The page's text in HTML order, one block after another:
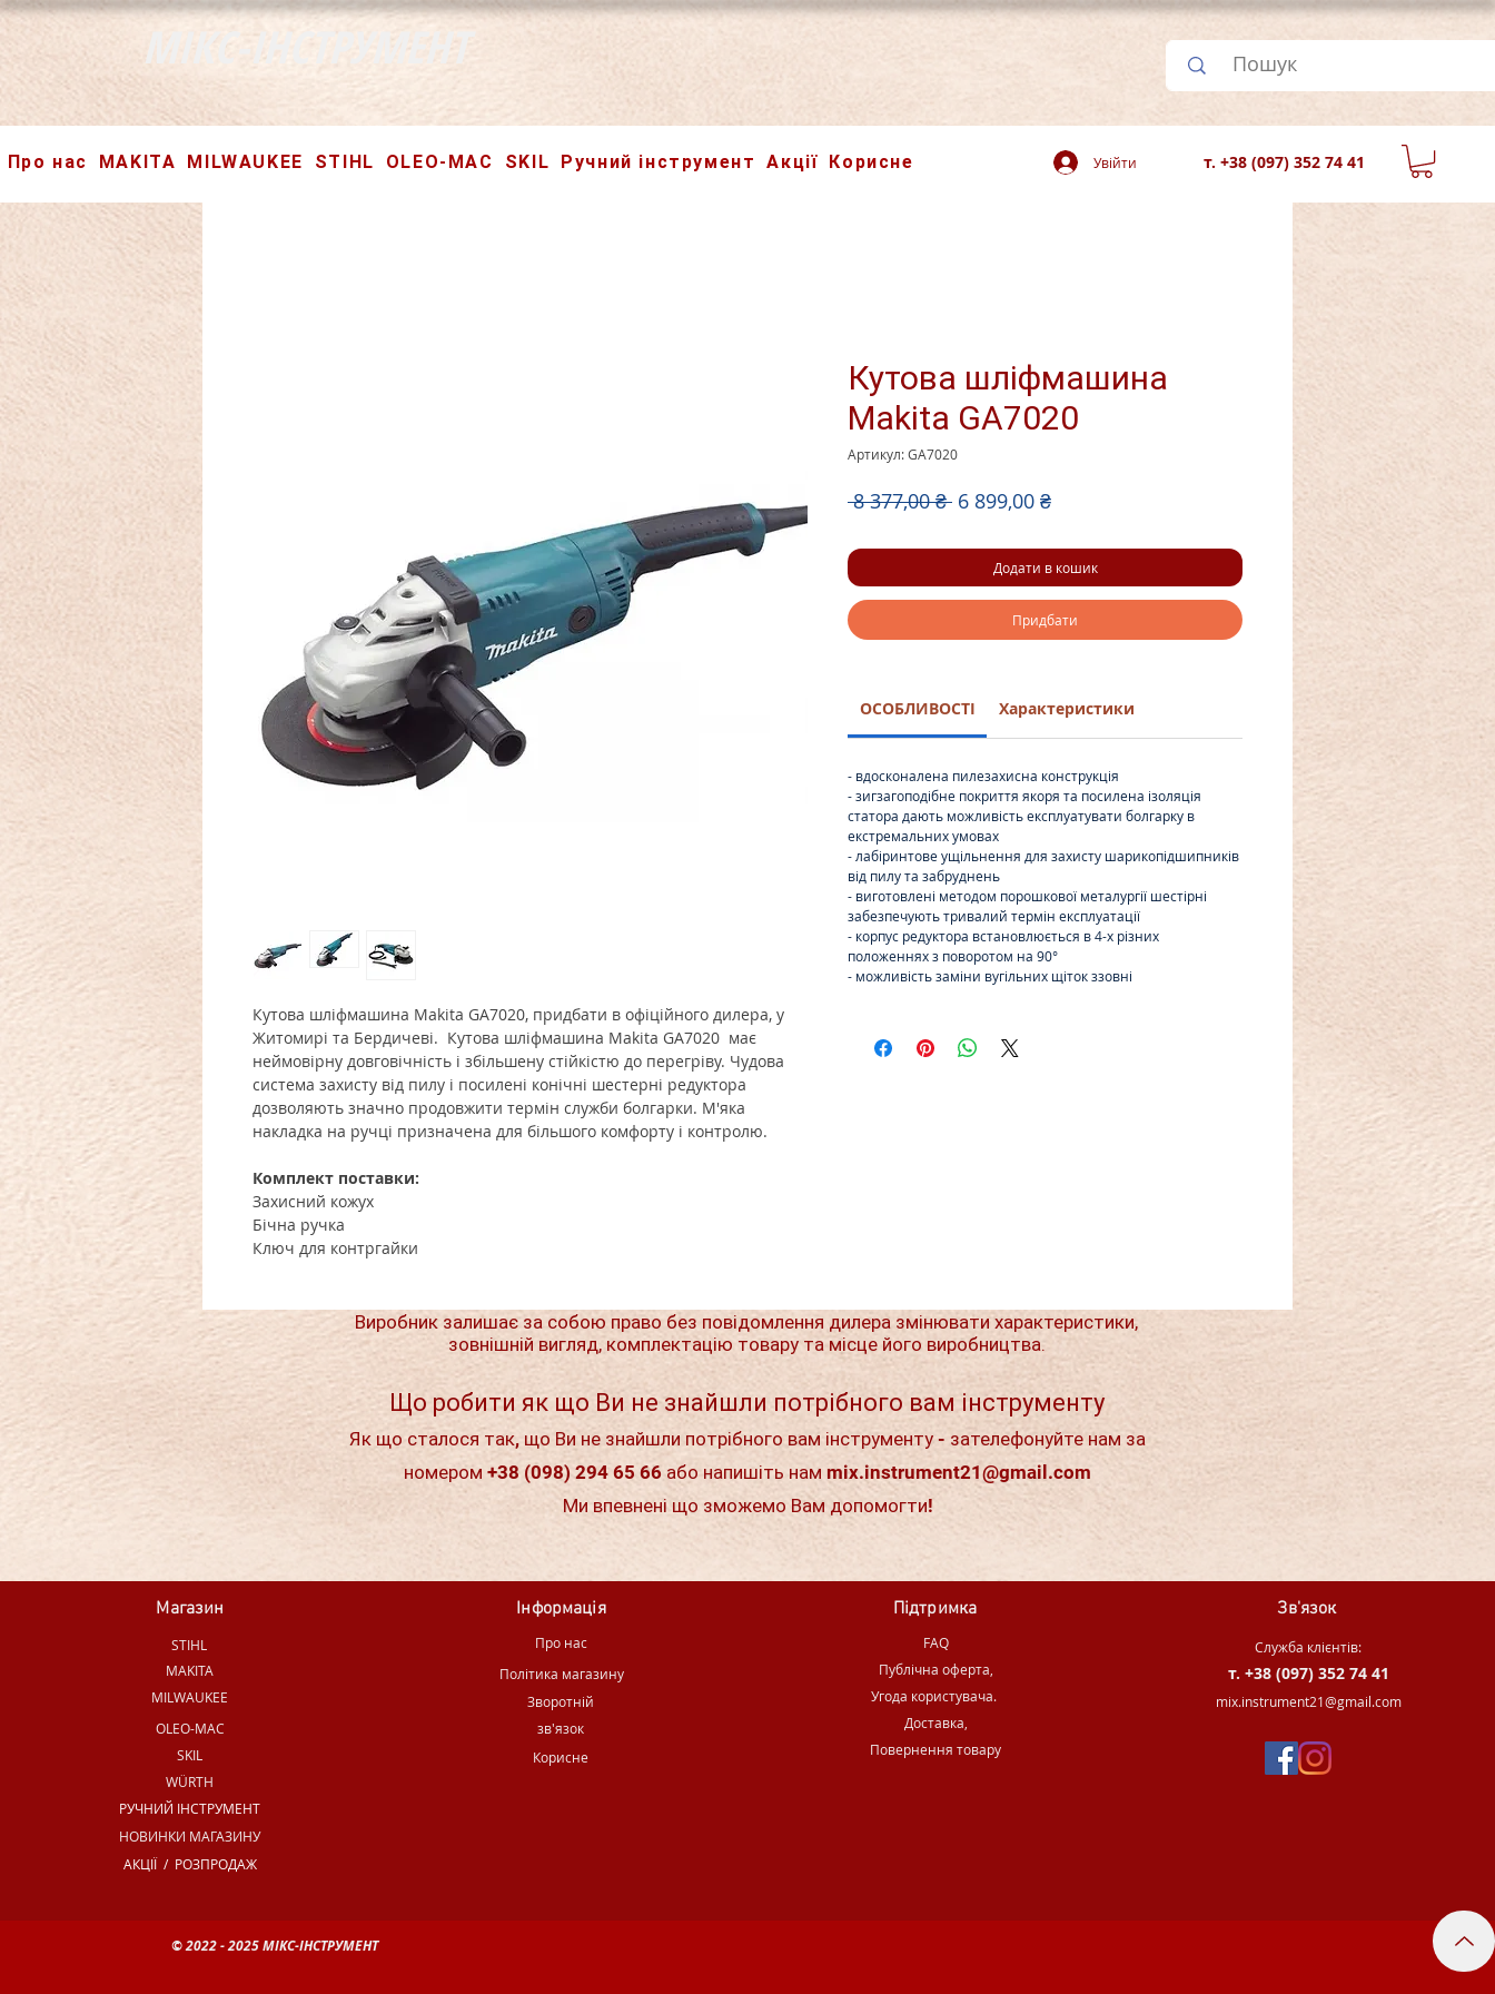
МІКС-ІНСТРУМЕНТ
Про нас MAKITA MILWAUKEE STIHL OLEO-MAC SKIL Ручний інструмент Акції Корисне т. +38 (097) 352 74 41
Увійти
Кутова шліфмашина Makita GA7020, придбати в офіційного дилера, у
Житомирі та Бердичеві. Кутова шліфмашина Makita GA7020 має
неймовірну довговічність і збільшену стійкістю до перегріву. Чудова
система захисту від пилу і посилені конічні шестерні редуктора
дозволяють значно продовжити термін служби болгарки. М'яка
накладка на ручці призначена для більшого комфорту і контролю.
Комплект поставки:
Захисний кожух
Бічна ручка
Ключ для контргайки
Кутова шліфмашина
Makita GA7020
Артикул: GA7020
8 377,00 ₴ Звичайна
6 899,00 ₴За
Додати в кошик
Придбати
ОСОБЛИВОСТІ Характеристики
- вдосконалена пилезахисна конструкція
- зигзагоподібне покриття якоря та посилена ізоляція
статора дають можливість експлуатувати болгарку в
екстремальних умовах
- лабіринтове ущільнення для захисту шарикопідшипників
від пилу та забруднень
- виготовлені методом порошкової металургії шестірні
забезпечують тривалий термін експлуатації
- корпус редуктора встановлюється в 4-х різних
положеннях з поворотом на 90°
- можливість заміни вугільних щіток ззовні
Виробник залишає за собою право без повідомлення дилера змінювати характеристики,
зовнішній вигляд, комплектацію товару та місце його виробництва.
Що робити як що Ви не знайшли потрібного вам інструменту
Як що сталося так, що Ви не знайшли потрібного вам інструменту - зателефонуйте нам за
номером +38 (098) 294 65 66 або напишіть нам mix.instrument21@gmail.com
Ми впевнені що зможемо Вам допомогти!
Магазин
STIHL
MAKITA
MILWAUKEE
OLEO-MAC
SKIL
WÜRTH
РУЧНИЙ ІНСТРУМЕНТ
НОВИНКИ МАГАЗИНУ
АКЦІЇ / РОЗПРОДАЖ
Інформація
Про нас
Політика магазину
Зворотній
зв'язок
Корисне
Підтримка
FAQ
Публічна оферта,
Угода користувача.
Доставка,
Повернення товару
Зв'язок
Служба клієнтів:
т. +38 (097) 352 74 41
mix.instrument21@gmail.com
© 2022 - 2025 МІКС-ІНСТРУМЕНТ